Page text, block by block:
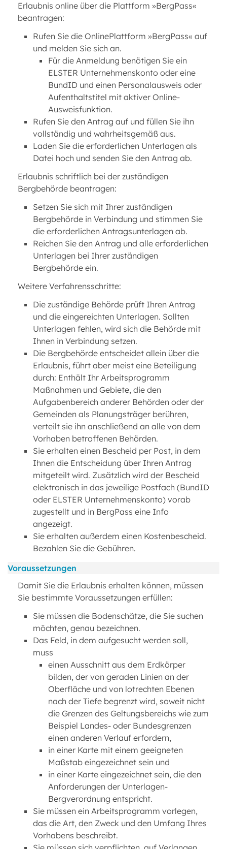
Erlaubnis online über die Plattform »BergPass«
beantragen:
Rufen Sie die OnlinePlattform »BergPass« auf
und melden Sie sich an.
Für die Anmeldung benötigen Sie ein
ELSTER Unternehmenskonto oder eine
BundID und einen Personalausweis oder
Aufenthaltstitel mit aktiver Online-
Ausweisfunktion.
Rufen Sie den Antrag auf und füllen Sie ihn
vollständig und wahrheitsgemäß aus.
Laden Sie die erforderlichen Unterlagen als
Datei hoch und senden Sie den Antrag ab.
Erlaubnis schriftlich bei der zuständigen
Bergbehörde beantragen:
Setzen Sie sich mit Ihrer zuständigen
Bergbehörde in Verbindung und stimmen Sie
die erforderlichen Antragsunterlagen ab.
Reichen Sie den Antrag und alle erforderlichen
Unterlagen bei Ihrer zuständigen
Bergbehörde ein.
Weitere Verfahrensschritte:
Die zuständige Behörde prüft Ihren Antrag
und die eingereichten Unterlagen. Sollten
Unterlagen fehlen, wird sich die Behörde mit
Ihnen in Verbindung setzen.
Die Bergbehörde entscheidet allein über die
Erlaubnis, führt aber meist eine Beteiligung
durch: Enthält Ihr Arbeitsprogramm
Maßnahmen und Gebiete, die den
Aufgabenbereich anderer Behörden oder der
Gemeinden als Planungsträger berühren,
verteilt sie ihn anschließend an alle von dem
Vorhaben betroffenen Behörden.
Sie erhalten einen Bescheid per Post, in dem
Ihnen die Entscheidung über Ihren Antrag
mitgeteilt wird. Zusätzlich wird der Bescheid
elektronisch in das jeweilige Postfach (BundID
oder ELSTER Unternehmenskonto) vorab
zugestellt und in BergPass eine Info
angezeigt.
Sie erhalten außerdem einen Kostenbescheid.
Bezahlen Sie die Gebühren.
Voraussetzungen
Damit Sie die Erlaubnis erhalten können, müssen
Sie bestimmte Voraussetzungen erfüllen:
Sie müssen die Bodenschätze, die Sie suchen
möchten, genau bezeichnen.
Das Feld, in dem aufgesucht werden soll,
muss
einen Ausschnitt aus dem Erdkörper
bilden, der von geraden Linien an der
Oberfläche und von lotrechten Ebenen
nach der Tiefe begrenzt wird, soweit nicht
die Grenzen des Geltungsbereichs wie zum
Beispiel Landes- oder Bundesgrenzen
einen anderen Verlauf erfordern,
in einer Karte mit einem geeigneten
Maßstab eingezeichnet sein und
in einer Karte eingezeichnet sein, die den
Anforderungen der Unterlagen-
Bergverordnung entspricht.
Sie müssen ein Arbeitsprogramm vorlegen,
das die Art, den Zweck und den Umfang Ihres
Vorhabens beschreibt.